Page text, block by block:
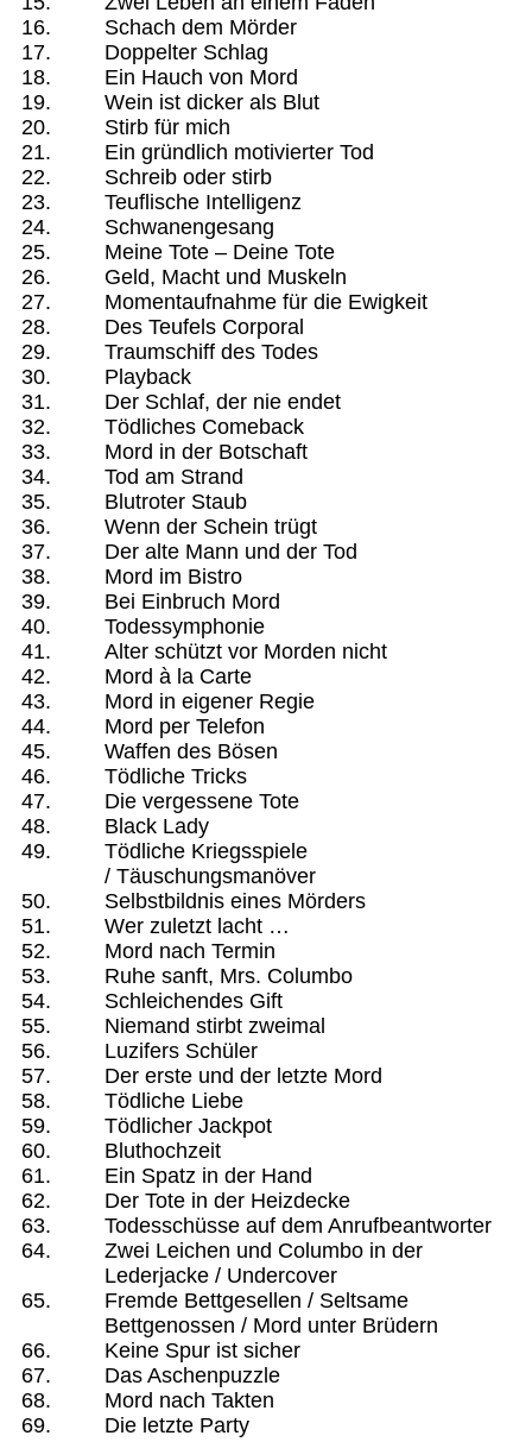
Schach dem Mörder
Doppelter Schlag
Ein Hauch von Mord
Wein ist dicker als Blut
Stirb für mich
Ein gründlich motivierter Tod
Schreib oder stirb
Teuflische Intelligenz
Schwanengesang
Meine Tote – Deine Tote
Geld, Macht und Muskeln
Momentaufnahme für die Ewigkeit
Des Teufels Corporal
Traumschiff des Todes
Playback
Der Schlaf, der nie endet
Tödliches Comeback
Mord in der Botschaft
Tod am Strand
Blutroter Staub
Wenn der Schein trügt
Der alte Mann und der Tod
Mord im Bistro
Bei Einbruch Mord
Todessymphonie
Alter schützt vor Morden nicht
Mord à la Carte
Mord in eigener Regie
Mord per Telefon
Waffen des Bösen
Tödliche Tricks
Die vergessene Tote
Black Lady
Tödliche Kriegsspiele
/ Täuschungsmanöver
Selbstbildnis eines Mörders
Wer zuletzt lacht …
Mord nach Termin
Ruhe sanft, Mrs. Columbo
Schleichendes Gift
Niemand stirbt zweimal
Luzifers Schüler
Der erste und der letzte Mord
Tödliche Liebe
Tödlicher Jackpot
Bluthochzeit
Ein Spatz in der Hand
Der Tote in der Heizdecke
Todesschüsse auf dem Anrufbeantworter
Zwei Leichen und Columbo in der
Lederjacke / Undercover
Fremde Bettgesellen / Seltsame
Bettgenossen / Mord unter Brüdern
Keine Spur ist sicher
Das Aschenpuzzle
Mord nach Takten
Die letzte Party